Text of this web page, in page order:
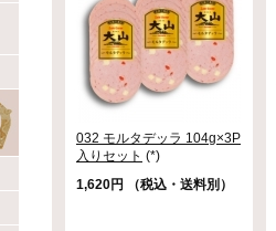
032 モルタデッラ 104g×3P
入りセット (*)
1,620円 （税込・送料別）